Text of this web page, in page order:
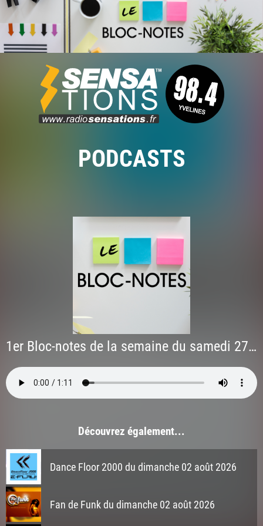
PODCASTS
1er Bloc-notes de la semaine du samedi 27 juin 2026
Découvrez également...
Dance Floor 2000 du dimanche 02 août 2026
Fan de Funk du dimanche 02 août 2026